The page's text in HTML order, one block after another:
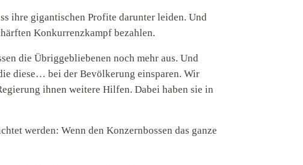
ihre gigantischen Profite darunter leiden. Und
Konkurrenzkampf bezahlen.
die Übriggebliebenen noch mehr aus. Und
diese… bei der Bevölkerung einsparen. Wir
ihnen weitere Hilfen. Dabei haben sie in
werden: Wenn den Konzernbossen das ganze